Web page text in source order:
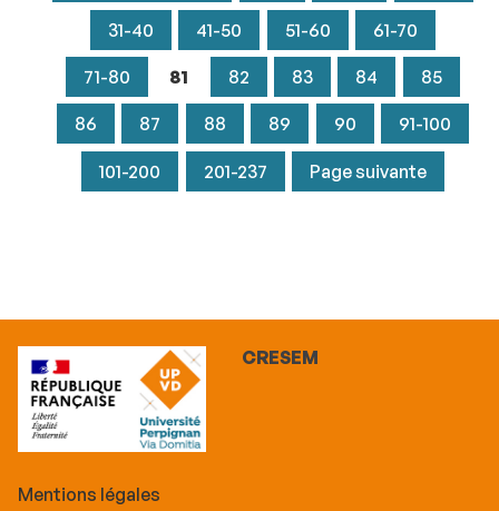
31-40 41-50 51-60 61-70
71-80 81 82 83 84 85
86 87 88 89 90 91-100
101-200 201-237 Page suivante
CRESEM
Mentions légales